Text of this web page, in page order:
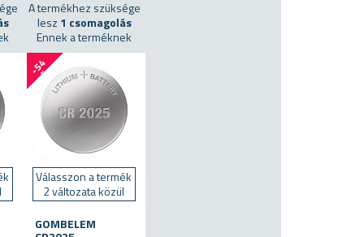
A termékhez szüksége
lesz 1 csomagolás
Ennek a terméknek
-
5
4
%
Válasszon a termék
2 változata közül
GOMBELEM